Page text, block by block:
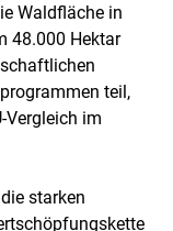
Waldfläche in
48.000 Hektar
teil,
Vergleich im
starken